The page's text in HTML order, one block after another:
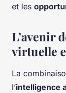
et les
L’avenir
virtuelle
La
l’intelligence